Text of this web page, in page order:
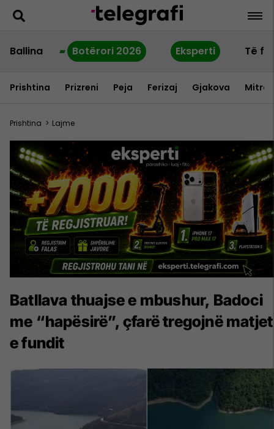
Ballina Botërori 2026 Eksperti Të
Prishtina Prizreni Peja Ferizaj Gjakova
Prishtina > Lajme
Batllava thuajse e mbushur, Badoci
me “hapësirë”, çfarë tregojnë matjet
e fundit